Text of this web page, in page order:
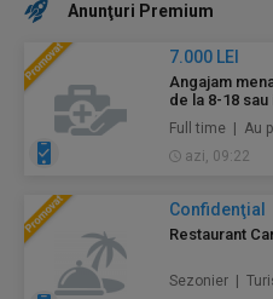
Anunţuri Premium
7.000 LEI
Angajam
de la 8-18 sau
Full time | Au
azi, 09:22
Confidenţial
Restaurant
Sezonier |